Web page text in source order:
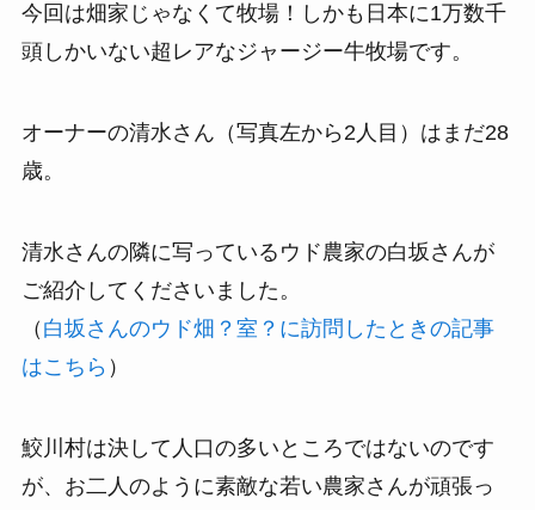
今回は畑家じゃなくて牧場！しかも日本に1万数千
頭しかいない超レアなジャージー牛牧場です。
オーナーの清水さん（写真左から2人目）はまだ28
歳。
清水さんの隣に写っているウド農家の白坂さんが
ご紹介してくださいました。
（ 白坂さんのウド畑？室？に訪問したときの記事
はこちら ）
鮫川村は決して人口の多いところではないのです
が、お二人のように素敵な若い農家さんが頑張っ